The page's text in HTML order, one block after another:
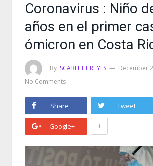
Coronavirus : Niño
años en el primer
ómicron en Costa
By SCARLETT REYES
December
No Comments
Share Tweet
Google+ +